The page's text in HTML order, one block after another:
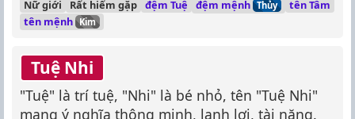
Nữ giới Rất hiếm gặp đệm Tuệ đệm mệnh Thủy
tên Tâm
tên mệnh Kim
Tuệ Nhi
"Tuệ" là trí tuệ, "Nhi" là bé nhỏ, tên "Tuệ Nhi"
mang ý nghĩa thông minh, lanh lợi, tài năng.